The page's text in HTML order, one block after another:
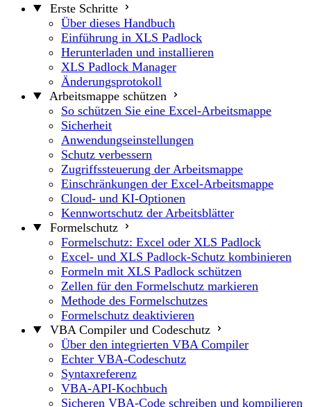
Erste Schritte
Über dieses Handbuch
Einführung in XLS Padlock
Herunterladen und installieren
XLS Padlock Manager
Änderungsprotokoll
Arbeitsmappe schützen
So schützen Sie eine Excel-Arbeitsmappe
Sicherheit
Anwendungseinstellungen
Schutz verbessern
Zugriffssteuerung der Arbeitsmappe
Einschränkungen der Excel-Arbeitsmappe
Cloud- und KI-Optionen
Kennwortschutz der Arbeitsblätter
Formelschutz
Formelschutz: Excel oder XLS Padlock
Excel- und XLS Padlock-Schutz kombinieren
Formeln mit XLS Padlock schützen
Zellen für den Formelschutz markieren
Methode des Formelschutzes
Formelschutz deaktivieren
VBA Compiler und Codeschutz
Über den integrierten VBA Compiler
Echter VBA-Codeschutz
Syntaxreferenz
VBA-API-Kochbuch
Sicheren VBA-Code schreiben und kompilieren